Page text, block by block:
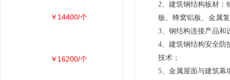
2、建筑钢结构板材：
板、蜂窝铝板、金属
3、钢结构连接产品和
4、建筑钢结构安全防
技术；
5、金属屋面与建筑幕
￥14400/个
￥16200/个